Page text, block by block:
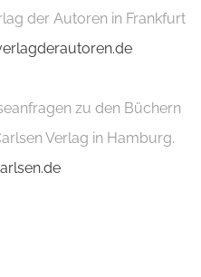
der Autoren in Frankfurt
zu den Büchern
Verlag in Hamburg.